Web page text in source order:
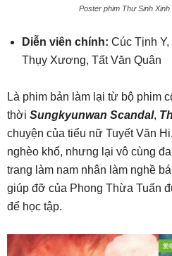
Poster phim Thư Sinh
Diễn viên chính: Cúc Tịnh
Thụy Xương, Tất Văn Quân
Là phim bản làm lại từ bộ phim
thời Sungkyunwan Scandal,
chuyện của tiểu nữ Tuyết Văn
nghèo khổ, nhưng lại vô cùng
trang làm nam nhân làm nghề
giúp đỡ của Phong Thừa Tuấn
để học tập.